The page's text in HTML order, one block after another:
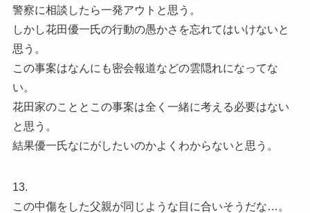
警察に相談したら一発アウトと思う。
しかし花田優一氏の行動の愚かさを忘れてはいけないと
思う。
この事案はなんにも密会報道などの雲隠れになってな
い。
花田家のこととこの事案は全く一緒に考える必要はない
と思う。
結果優一氏なにがしたいのかよくわからないと思う。
13.
この中傷をした父親が同じような目に合いそうだな…。